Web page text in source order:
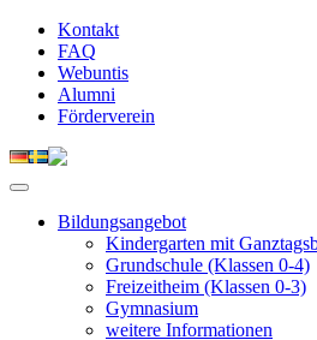
Kontakt
FAQ
Webuntis
Alumni
Förderverein
Bildungsangebot
Kindergarten mit
Grundschule (Klassen 0-4)
Freizeitheim (Klassen 0-3)
Gymnasium
weitere Informationen